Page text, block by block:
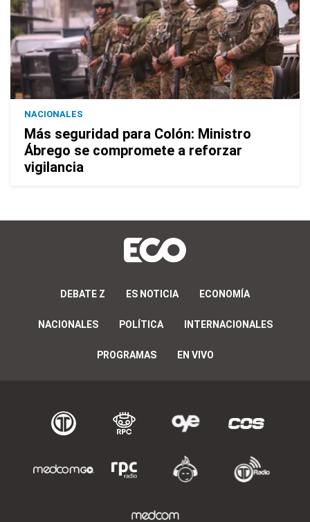
NACIONALES
Más seguridad para Colón: Ministro
Ábrego se compromete a reforzar
vigilancia
DEBATE Z ES NOTICIA ECONOMÍA
NACIONALES POLÍTICA INTERNACIONALES
PROGRAMAS EN VIVO